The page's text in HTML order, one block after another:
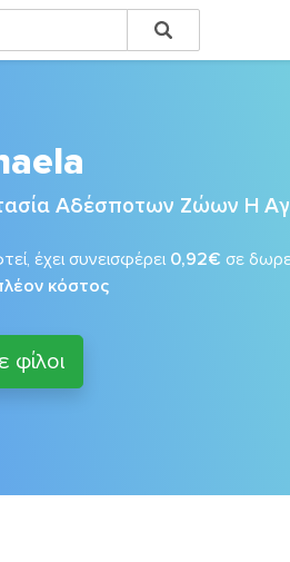
Αδέσποτων Ζώων Η
έχει συνεισφέρει 0,92€ σε
κόστος
φίλοι